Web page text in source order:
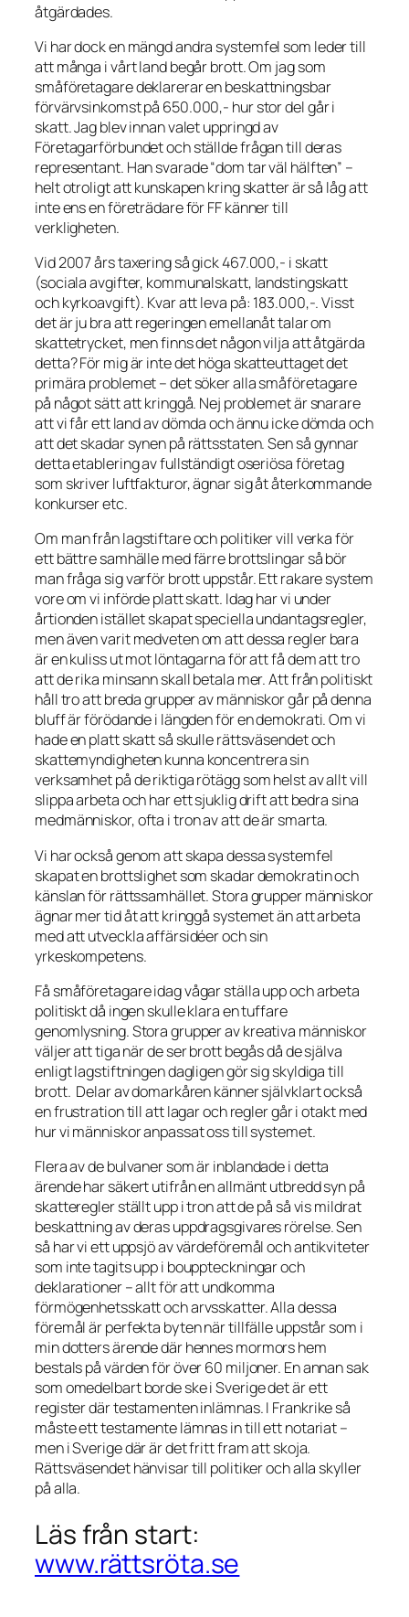
åtgärdades.
Vi har dock en mängd andra systemfel som leder till
att många i vårt land begår brott. Om jag som
småföretagare deklarerar en beskattningsbar
förvärvsinkomst på 650.000,- hur stor del går i
skatt. Jag blev innan valet uppringd av
Företagarförbundet och ställde frågan till deras
representant. Han svarade “dom tar väl hälften” –
helt otroligt att kunskapen kring skatter är så låg att
inte ens en företrädare för FF känner till
verkligheten.
Vid 2007 års taxering så gick 467.000,- i skatt
(sociala avgifter, kommunalskatt, landstingskatt
och kyrkoavgift). Kvar att leva på: 183.000,-. Visst
det är ju bra att regeringen emellanåt talar om
skattetrycket, men finns det någon vilja att åtgärda
detta? För mig är inte det höga skatteuttaget det
primära problemet – det söker alla småföretagare
på något sätt att kringgå. Nej problemet är snarare
att vi får ett land av dömda och ännu icke dömda och
att det skadar synen på rättsstaten. Sen så gynnar
detta etablering av fullständigt oseriösa företag
som skriver luftfakturor, ägnar sig åt återkommande
konkurser etc.
Om man från lagstiftare och politiker vill verka för
ett bättre samhälle med färre brottslingar så bör
man fråga sig varför brott uppstår. Ett rakare system
vore om vi införde platt skatt. Idag har vi under
årtionden istället skapat speciella undantagsregler,
men även varit medveten om att dessa regler bara
är en kuliss ut mot löntagarna för att få dem att tro
att de rika minsann skall betala mer. Att från politiskt
håll tro att breda grupper av människor går på denna
bluff är förödande i längden för en demokrati. Om vi
hade en platt skatt så skulle rättsväsendet och
skattemyndigheten kunna koncentrera sin
verksamhet på de riktiga rötägg som helst av allt vill
slippa arbeta och har ett sjuklig drift att bedra sina
medmänniskor, ofta i tron av att de är smarta.
Vi har också genom att skapa dessa systemfel
skapat en brottslighet som skadar demokratin och
känslan för rättssamhället. Stora grupper människor
ägnar mer tid åt att kringgå systemet än att arbeta
med att utveckla affärsidéer och sin
yrkeskompetens.
Få småföretagare idag vågar ställa upp och arbeta
politiskt då ingen skulle klara en tuffare
genomlysning. Stora grupper av kreativa människor
väljer att tiga när de ser brott begås då de själva
enligt lagstiftningen dagligen gör sig skyldiga till
brott. Delar av domarkåren känner självklart också
en frustration till att lagar och regler går i otakt med
hur vi människor anpassat oss till systemet.
Flera av de bulvaner som är inblandade i detta
ärende har säkert utifrån en allmänt utbredd syn på
skatteregler ställt upp i tron att de på så vis mildrat
beskattning av deras uppdragsgivares rörelse. Sen
så har vi ett uppsjö av värdeföremål och antikviteter
som inte tagits upp i bouppteckningar och
deklarationer – allt för att undkomma
förmögenhetsskatt och arvsskatter. Alla dessa
föremål är perfekta byten när tillfälle uppstår som i
min dotters ärende där hennes mormors hem
bestals på värden för över 60 miljoner. En annan sak
som omedelbart borde ske i Sverige det är ett
register där testamenten inlämnas. I Frankrike så
måste ett testamente lämnas in till ett notariat –
men i Sverige där är det fritt fram att skoja.
Rättsväsendet hänvisar till politiker och alla skyller
på alla.
Läs från start:
www.rättsröta.se